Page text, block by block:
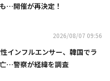
…開催が再決定！
2026/08/07 09:56
インフルエンサー、韓国でラ
…警察が経緯を調査